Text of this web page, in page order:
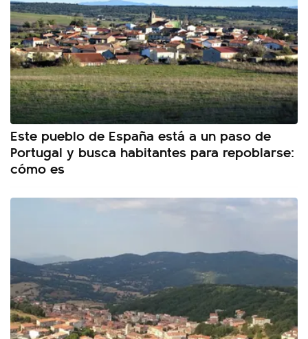
Este pueblo de España está a un paso de
Portugal y busca habitantes para repoblarse:
cómo es